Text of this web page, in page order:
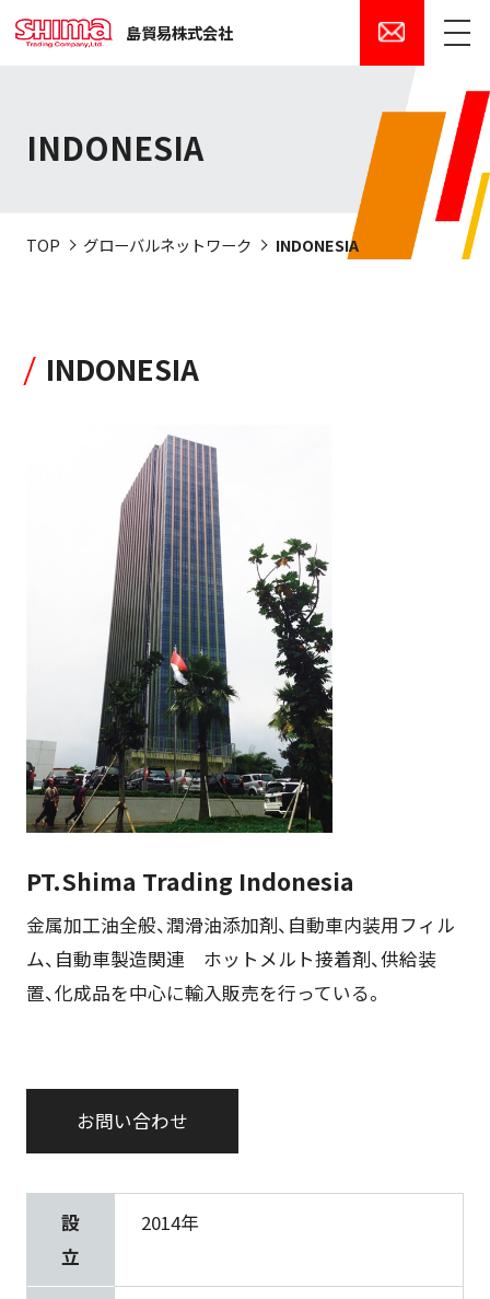
島貿易株式会社
INDONESIA
TOP グローバルネットワーク INDONESIA
INDONESIA
PT.Shima Trading Indonesia
金属加工油全般、潤滑油添加剤、自動車内装用フィル
ム、自動車製造関連 ホットメルト接着剤、供給装
置、化成品を中心に輸入販売を行っている。
お問い合わせ
設
立
2014年